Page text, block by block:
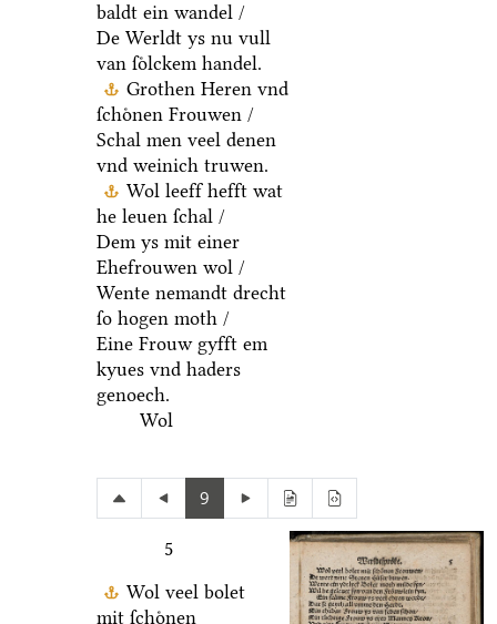
baldt ein wandel /
De Werldt ys nu vull
van ſoͤlckem handel.
Grothen Heren vnd
ſchoͤnen Frouwen /
Schal men veel denen
vnd weinich truwen.
Wol leeff hefft wat
he leuen ſchal /
Dem ys mit einer
Ehefrouwen wol /
Wente nemandt drecht
ſo hogen moth /
Eine Frouw gyfft em
kyues vnd haders
genoech.
Wol
9
5
Wol veel bolet
mit ſchoͤnen